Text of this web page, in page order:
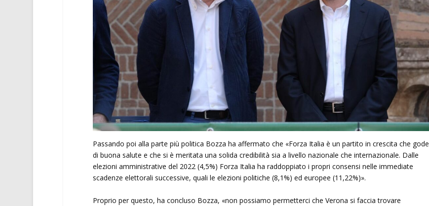
Passando poi alla parte più politica Bozza ha affermato che «Forza Italia è un partito in crescita che gode
di buona salute e che si è meritata una solida credibilità sia a livello nazionale che internazionale. Dalle
elezioni amministrative del 2022 (4,5%) Forza Italia ha raddoppiato i propri consensi nelle immediate
scadenze elettorali successive, quali le elezioni politiche (8,1%) ed europee (11,22%)».
Proprio per questo, ha concluso Bozza, «non possiamo permetterci che Verona si faccia trovare